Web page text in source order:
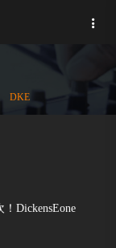
DKE
DickensEone